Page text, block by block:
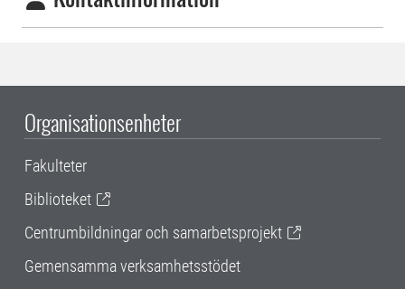
Organisationsenheter
Fakulteter
Biblioteket
Centrumbildningar och samarbetsprojekt
Gemensamma verksamhetsstödet